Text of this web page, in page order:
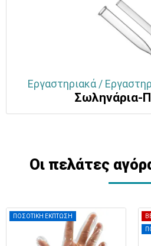
Εργαστηριακά /
Σωληνάρια-
Οι πελάτες
ΠΟΣΟΤΙΚΗ ΕΚΠΤΩΣΗ